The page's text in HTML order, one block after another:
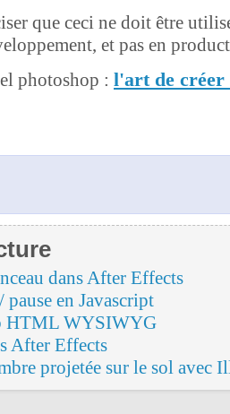
que ceci ne doit être
et pas en
photoshop : l'art de créer
dans After Effects
pause en Javascript
HTML WYSIWYG
After Effects
projetée sur le sol avec